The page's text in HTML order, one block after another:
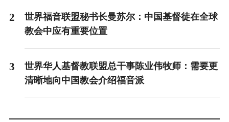
2
世界福音联盟秘书长曼苏尔：中国基督徒在全球
教会中应有重要位置
3
世界华人基督教联盟总干事陈业伟牧师：需要更
清晰地向中国教会介绍福音派